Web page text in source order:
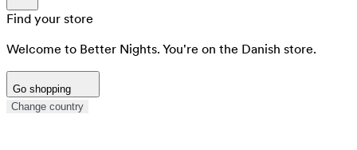
Find your store
Welcome to Better Nights. You're on the Danish store.
Go shopping
Change country